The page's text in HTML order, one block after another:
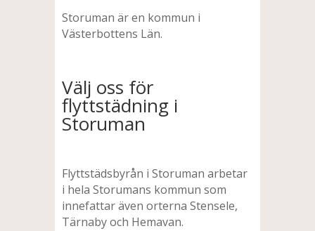
Storuman är en kommun i
Västerbottens Län.
Välj oss för
flyttstädning i
Storuman
Flyttstädsbyrån i Storuman arbetar
i hela Storumans kommun som
innefattar även orterna Stensele,
Tärnaby och Hemavan.